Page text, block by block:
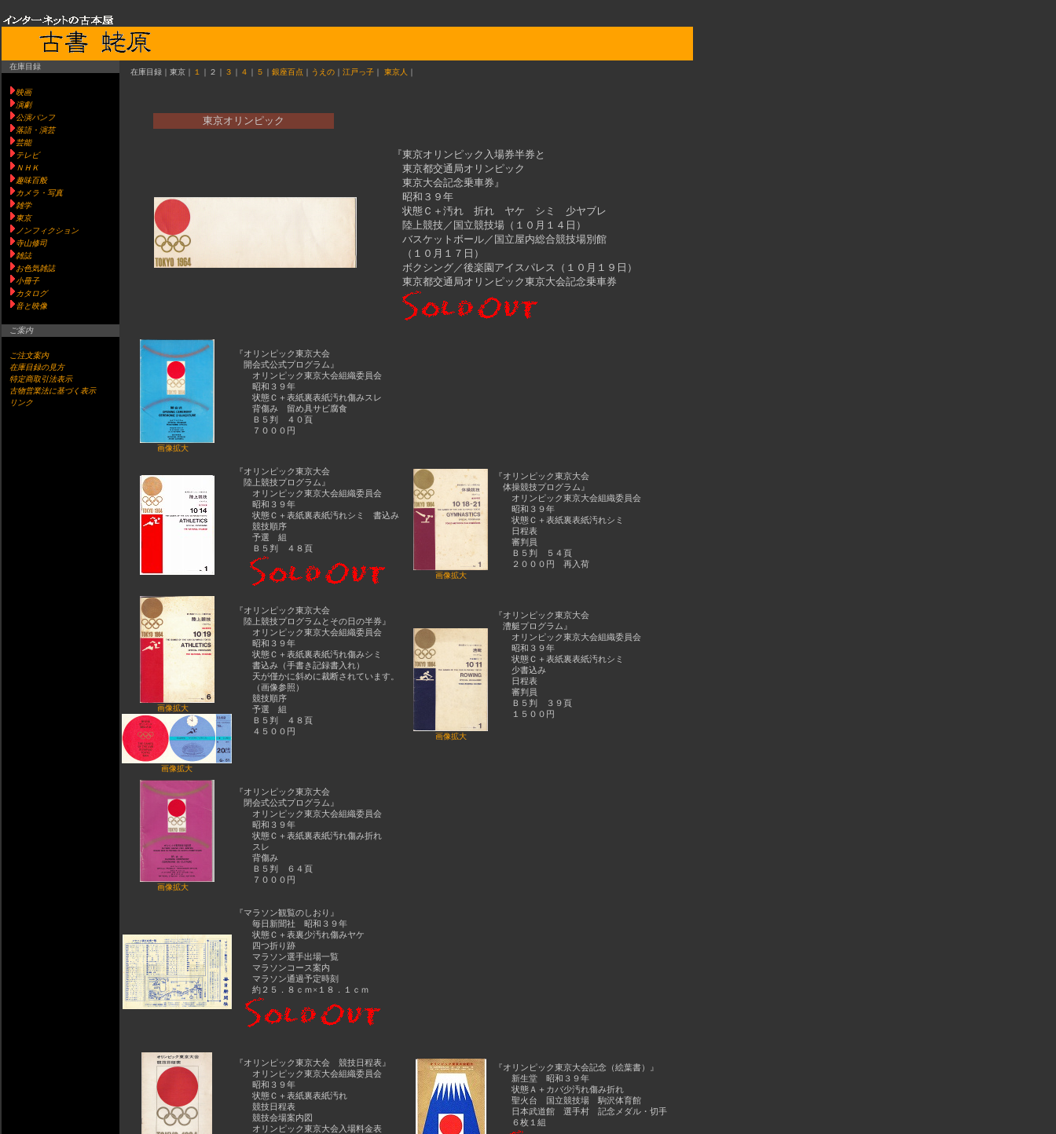
在庫目録
映画
演劇
公演パンフ
落語・演芸
芸能
テレビ
ＮＨＫ
趣味百般
カメラ・写真
雑学
東京
ノンフィクション
寺山修司
雑誌
お色気雑誌
小冊子
カタログ
音と映像
ご案内
ご注文案内
在庫目録の見方
特定商取引法表示
古物営業法に基づく表示
リンク
在庫目録｜東京｜ １ ｜２｜ ３ ｜ ４ ｜ ５ ｜ 銀座百点 ｜ うえの ｜ 江戸っ子 ｜ 東京人 ｜
東京オリンピック
『東京オリンピック入場券半券と
東京都交通局オリンピック
東京大会記念乗車券』
昭和３９年
状態Ｃ＋汚れ 折れ ヤケ シミ 少ヤブレ
陸上競技／国立競技場（１０月１４日）
バスケットボール／国立屋内総合競技場別館
（１０月１７日）
ボクシング／後楽園アイスパレス（１０月１９日）
東京都交通局オリンピック東京大会記念乗車券
画像拡大
『オリンピック東京大会
開会式公式プログラム』
オリンピック東京大会組織委員会
昭和３９年
状態Ｃ＋表紙裏表紙汚れ傷みスレ
背傷み 留め具サビ腐食
Ｂ５判 ４０頁
７０００円
『オリンピック東京大会
陸上競技プログラム』
オリンピック東京大会組織委員会
昭和３９年
状態Ｃ＋表紙裏表紙汚れシミ 書込み
競技順序
予選 組
Ｂ５判 ４８頁
画像拡大
『オリンピック東京大会
体操競技プログラム』
オリンピック東京大会組織委員会
昭和３９年
状態Ｃ＋表紙裏表紙汚れシミ
日程表
審判員
Ｂ５判 ５４頁
２０００円 再入荷
画像拡大
画像拡大
『オリンピック東京大会
陸上競技プログラムとその日の半券』
オリンピック東京大会組織委員会
昭和３９年
状態Ｃ＋表紙裏表紙汚れ傷みシミ
書込み（手書き記録書入れ）
天が僅かに斜めに裁断されています。
（画像参照）
競技順序
予選 組
Ｂ５判 ４８頁
４５００円
画像拡大
『オリンピック東京大会
漕艇プログラム』
オリンピック東京大会組織委員会
昭和３９年
状態Ｃ＋表紙裏表紙汚れシミ
少書込み
日程表
審判員
Ｂ５判 ３９頁
１５００円
画像拡大
『オリンピック東京大会
閉会式公式プログラム』
オリンピック東京大会組織委員会
昭和３９年
状態Ｃ＋表紙裏表紙汚れ傷み折れ
スレ
背傷み
Ｂ５判 ６４頁
７０００円
『マラソン観覧のしおり』
毎日新聞社 昭和３９年
状態Ｃ＋表裏少汚れ傷みヤケ
四つ折り跡
マラソン選手出場一覧
マラソンコース案内
マラソン通過予定時刻
約２５．８ｃｍ×１８．１ｃｍ
『オリンピック東京大会 競技日程表』
オリンピック東京大会組織委員会
昭和３９年
状態Ｃ＋表紙裏表紙汚れ
競技日程表
競技会場案内図
オリンピック東京大会入場料金表
『オリンピック東京大会記念（絵葉書）』
新生堂 昭和３９年
状態Ａ＋カバ少汚れ傷み折れ
聖火台 国立競技場 駒沢体育館
日本武道館 選手村 記念メダル・切手
６枚１組